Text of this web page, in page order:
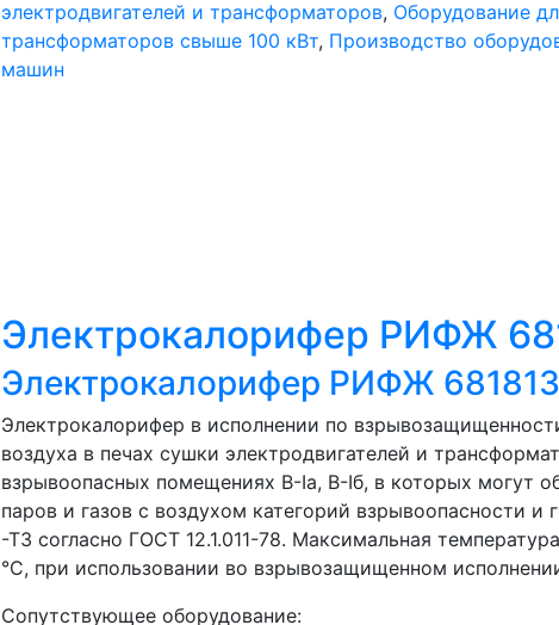
электродвигателей и трансформаторов, Оборудование
трансформаторов свыше 100 кВт, Производство
машин
Электрокалорифер РИФЖ
Электрокалорифер РИФЖ
Электрокалорифер в исполнении по
воздуха в печах сушки электродвигателей и
взрывоопасных помещениях В-Iа, В-Iб, в которых могут
паров и газов с воздухом категорий взрывоопасности и
-Т3 согласно ГОСТ 12.1.011-78. Максимальная
°С, при использовании во взрывозащищенном
Сопутствующее оборудование: